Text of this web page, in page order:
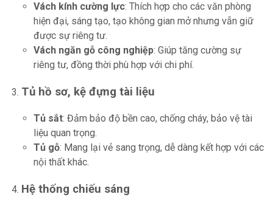
Vách kính cường lực: Thích hợp cho các văn phòng
hiện đại, sáng tạo, tạo không gian mở nhưng vẫn giữ
được sự riêng tư.
Vách ngăn gỗ công nghiệp: Giúp tăng cường sự
riêng tư, đồng thời phù hợp với chi phí.
Tủ hồ sơ, kệ đựng tài liệu
Tủ sắt: Đảm bảo độ bền cao, chống cháy, bảo vệ tài
liệu quan trọng.
Tủ gỗ: Mang lại vẻ sang trọng, dễ dàng kết hợp với các
nội thất khác.
Hệ thống chiếu sáng